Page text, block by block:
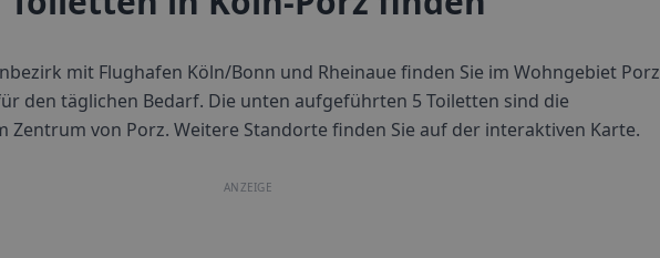
mit Flughafen Köln/Bonn und Rheinaue finden Sie im Wohngebiet Porz
den täglichen Bedarf. Die unten aufgeführten 5 Toiletten sind die
Zentrum von Porz. Weitere Standorte finden Sie auf der interaktiven Karte.
ANZEIGE